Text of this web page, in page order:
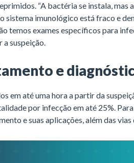
“A bactéria se instala, mas
sistema imunológico está fraco e
temos exames específicos para
a suspeição.
e
em até uma hora a partir da
por infecção em até 25%.
e suas aplicações, além das